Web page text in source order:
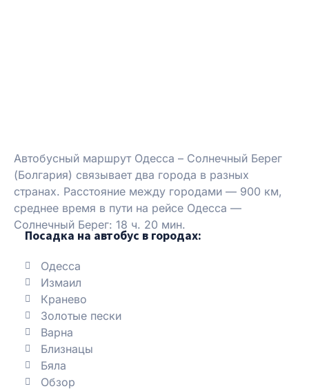
Автобусный маршрут Одесса – Солнечный Берег
(Болгария) связывает два города в разных
странах. Расстояние между городами — 900 км,
среднее время в пути на рейсе Одесса —
Солнечный Берег: 18 ч. 20 мин.
Посадка на автобус в городах:
Одесcа
Измаил
Кранево
Золотые пески
Варна
Близнацы
Бяла
Обзор